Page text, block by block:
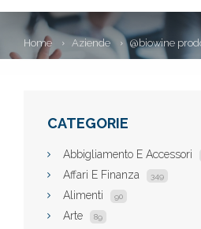
Home Aziende @biowine
CATEGORIE
Abbigliamento E Accessori
Affari E Finanza 349
Alimenti 90
Arte 89